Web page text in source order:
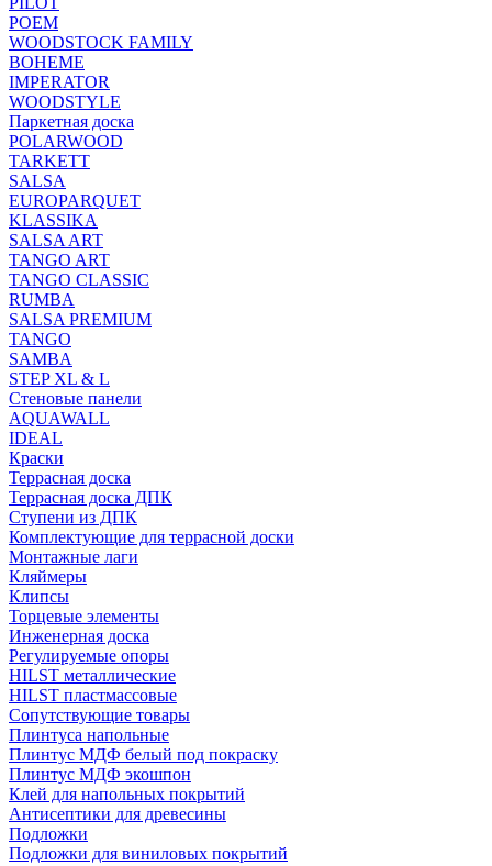
POEM
WOODSTOCK FAMILY
BOHEME
IMPERATOR
WOODSTYLE
Паркетная доска
POLARWOOD
TARKETT
SALSA
EUROPARQUET
KLASSIKA
SALSA ART
TANGO ART
TANGO CLASSIC
RUMBA
SALSA PREMIUM
TANGO
SAMBA
STEP XL & L
Стеновые панели
AQUAWALL
IDEAL
Краски
Террасная доска
Террасная доска ДПК
Ступени из ДПК
Комплектующие для террасной доски
Монтажные лаги
Кляймеры
Клипсы
Торцевые элементы
Инженерная доска
Регулируемые опоры
HILST металлические
HILST пластмассовые
Сопутствующие товары
Плинтуса напольные
Плинтус МДФ белый под покраску
Плинтус МДФ экошпон
Клей для напольных покрытий
Антисептики для древесины
Подложки
Подложки для виниловых покрытий